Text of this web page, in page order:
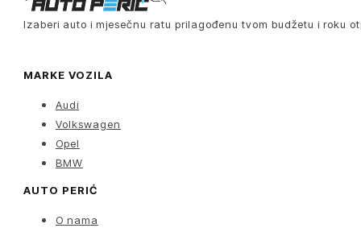
Izaberi auto i mjesečnu ratu prilagođenu tvom budžetu i roku
MARKE VOZILA
Audi
Volkswagen
Opel
BMW
AUTO PERIĆ
O nama